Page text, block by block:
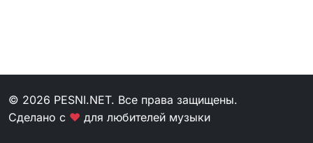
© 2026 PESNI.NET. Все права защищены.
Сделано с ❤ для любителей музыки